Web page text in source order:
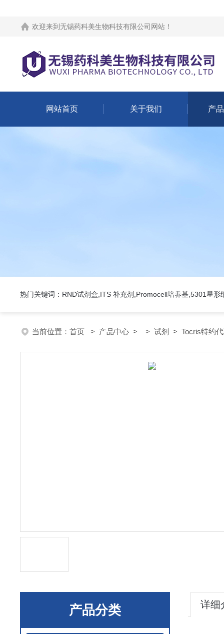
欢迎来到 无锡药科美生物科技有限公司网站 ！
网站首页 关于我们 产
热门关键词：RND试剂盒,ITS 补充剂,Promocell培养基,5301星形
当前位置： 首页 > 产品中心 > > 试剂 > Tocris特约
产品分类 详细